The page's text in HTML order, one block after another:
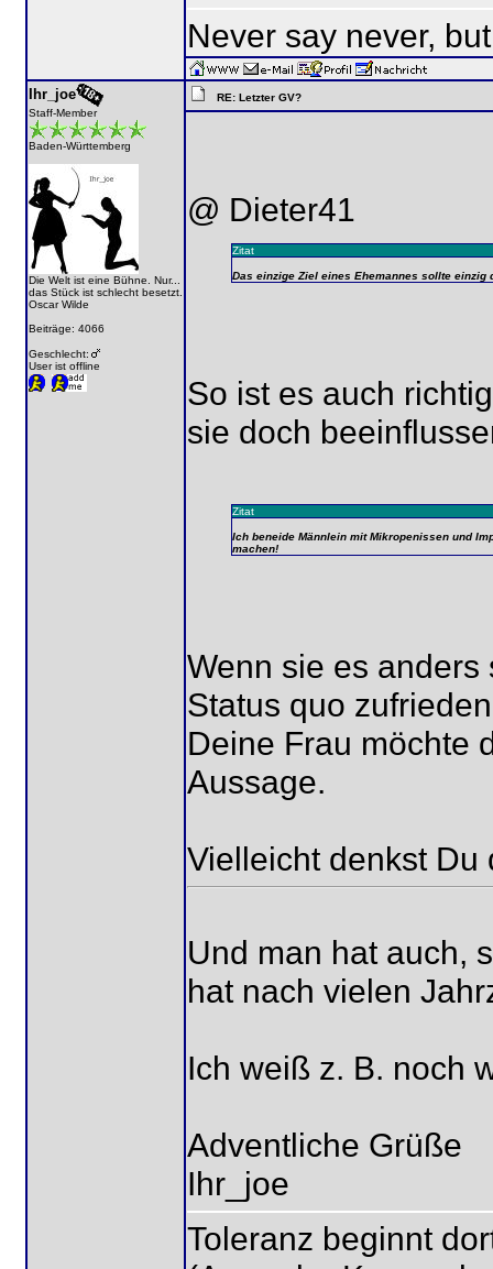
Never say never,
Ihr_joe
Staff-Member
Baden-Württemberg
Die Welt ist eine Bühne. Nur...
das Stück ist schlecht besetzt.
Oscar Wilde
Beiträge: 4066
Geschlecht:
User ist offline
RE: Letzter GV?
@ Dieter41
Zitat
Das einzige Ziel eines Ehemannes sollte
So ist es auch
sie doch
Zitat
Ich beneide Männlein mit Mikropenissen und
machen!
Wenn sie es
Status quo
Deine Frau möchte
Aussage.
Vielleicht denkst Du
Und man hat auch,
hat nach vielen
Ich weiß z. B. noch
Adventliche Grüße
Ihr_joe
Toleranz beginnt